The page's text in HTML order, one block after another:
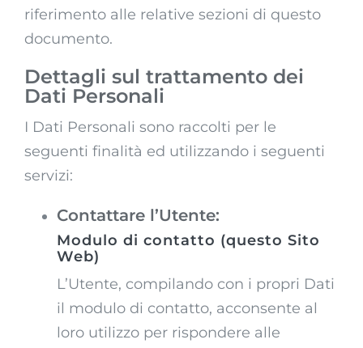
riferimento alle relative sezioni di questo
documento.
Dettagli sul trattamento dei
Dati Personali
I Dati Personali sono raccolti per le
seguenti finalità ed utilizzando i seguenti
servizi:
Contattare l’Utente:
Modulo di contatto (questo Sito
Web)
L’Utente, compilando con i propri Dati
il modulo di contatto, acconsente al
loro utilizzo per rispondere alle